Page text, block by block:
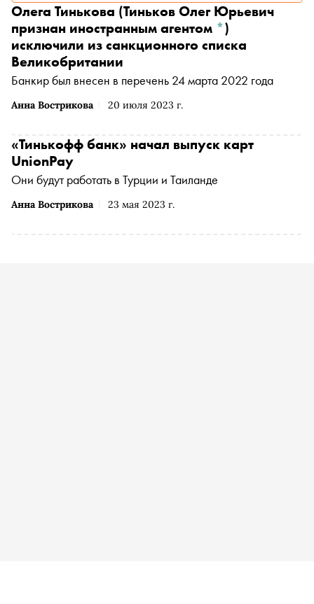
Анна Вострикова 20 июля 2023 г.
Олега Тинькова (Тиньков Олег Юрьевич
признан иностранным агентом *)
исключили из санкционного списка
Великобритании
Банкир был внесен в перечень 24 марта 2022 года
Анна Вострикова 23 мая 2023 г.
«Тинькофф банк» начал выпуск карт
UnionPay
Они будут работать в Турции и Таиланде